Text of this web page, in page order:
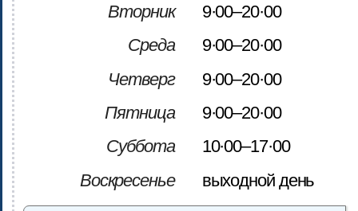
Вторник
9·00–20·00
Среда
9·00–20·00
Четверг
9·00–20·00
Пятница
9·00–20·00
Суббота
10·00–17·00
Воскресенье
выходной день